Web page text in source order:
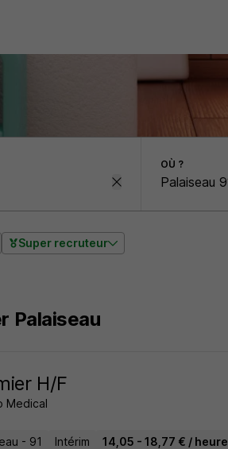
OÙ ?
Super recruteur
Palaiseau
H/F
Medical
- 91 Intérim 14,05 - 18,77 € / heure